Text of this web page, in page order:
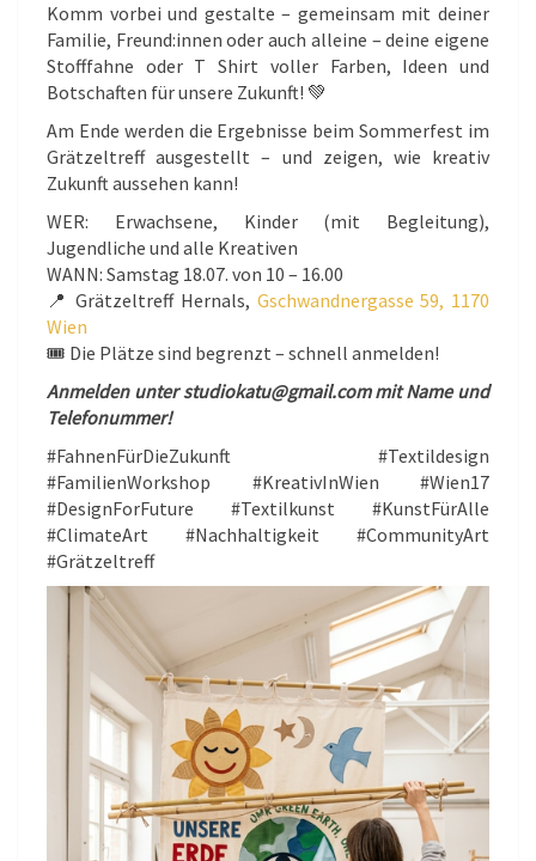
Komm vorbei und gestalte – gemeinsam mit deiner
Familie, Freund:innen oder auch alleine – deine eigene
Stofffahne oder T Shirt voller Farben, Ideen und
Botschaften für unsere Zukunft! 💚
Am Ende werden die Ergebnisse beim Sommerfest im
Grätzeltreff ausgestellt – und zeigen, wie kreativ
Zukunft aussehen kann!
WER: Erwachsene, Kinder (mit Begleitung),
Jugendliche und alle Kreativen
WANN: Samstag 18.07. von 10 – 16.00
📍 Grätzeltreff Hernals, Gschwandnergasse 59, 1170
Wien
🎟️ Die Plätze sind begrenzt – schnell anmelden!
Anmelden unter studiokatu@gmail.com mit Name und
Telefonummer!
#FahnenFürDieZukunft #Textildesign
#FamilienWorkshop #KreativInWien #Wien17
#DesignForFuture #Textilkunst #KunstFürAlle
#ClimateArt #Nachhaltigkeit #CommunityArt
#Grätzeltreff